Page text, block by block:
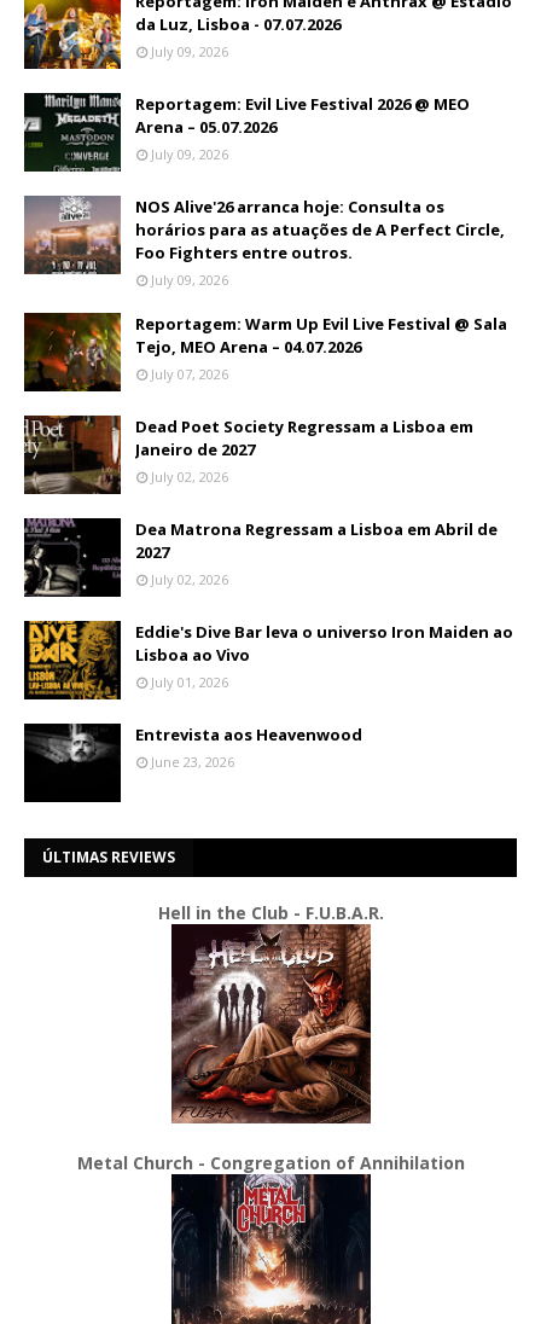
da Luz, Lisboa - 07.07.2026
July 09, 2026
Reportagem: Evil Live Festival 2026 @ MEO
Arena – 05.07.2026
July 09, 2026
NOS Alive'26 arranca hoje: Consulta os
horários para as atuações de A Perfect Circle,
Foo Fighters entre outros.
July 09, 2026
Reportagem: Warm Up Evil Live Festival @ Sala
Tejo, MEO Arena – 04.07.2026
July 07, 2026
Dead Poet Society Regressam a Lisboa em
Janeiro de 2027
July 02, 2026
Dea Matrona Regressam a Lisboa em Abril de
2027
July 02, 2026
Eddie's Dive Bar leva o universo Iron Maiden ao
Lisboa ao Vivo
July 01, 2026
Entrevista aos Heavenwood
June 23, 2026
ÚLTIMAS REVIEWS
Hell in the Club - F.U.B.A.R.
Metal Church - Congregation of Annihilation